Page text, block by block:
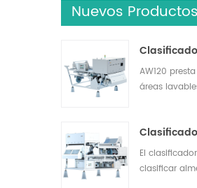
Nuevos Productos
AW120
áreas
las
la
frutas secas,
El
clasificar